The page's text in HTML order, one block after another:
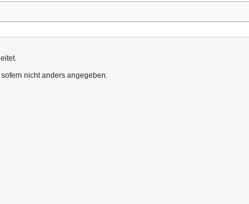
sofern nicht anders angegeben.